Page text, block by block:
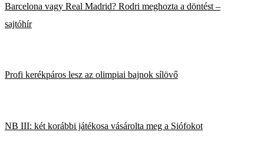
Barcelona vagy Real Madrid? Rodri meghozta a döntést –
sajtóhír
Profi kerékpáros lesz az olimpiai bajnok sílövő
NB III: két korábbi játékosa vásárolta meg a Siófokot